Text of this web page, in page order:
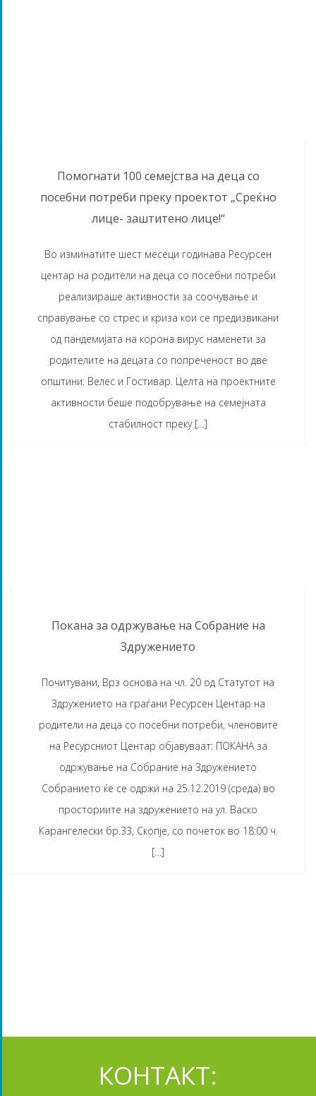
Помогнати 100 семејства на деца со
посебни потреби преку проектот „Среќно
лице- заштитено лице!“
Во изминатите шест месеци годинава Ресурсен
центар на родители на деца со посебни потреби
реализираше активности за соочување и
справување со стрес и криза кои се предизвикани
од пандемијата на корона вирус наменети за
родителите на децата со попреченост во две
општини: Велес и Гостивар. Целта на проектните
активности беше подобрување на семејната
стабилност преку […]
Покана за одржување на Собрание на
Здружението
Почитувани, Врз основа на чл. 20 од Статутот на
Здружението на граѓани Ресурсен Центар на
родители на деца со посебни потреби, членовите
на Ресурсниот Центар објавуваат: ПОКАНА за
одржување на Собрание на Здружението
Собранието ќе се одржи на 25.12.2019 (среда) во
просториите на здружението на ул. Васко
Карангелески бр.33, Скопје, со почеток во 18:00 ч.
[…]
КОНТАКТ: